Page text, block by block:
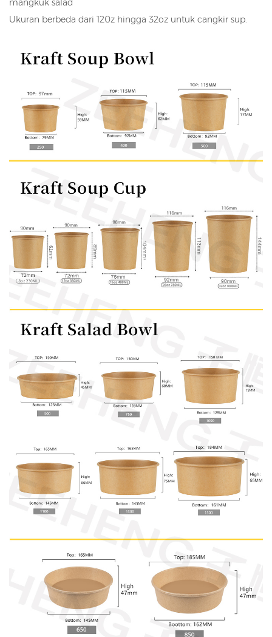
mangkuk salad
Ukuran berbeda dari 120z hingga 32oz untuk cangkir sup.